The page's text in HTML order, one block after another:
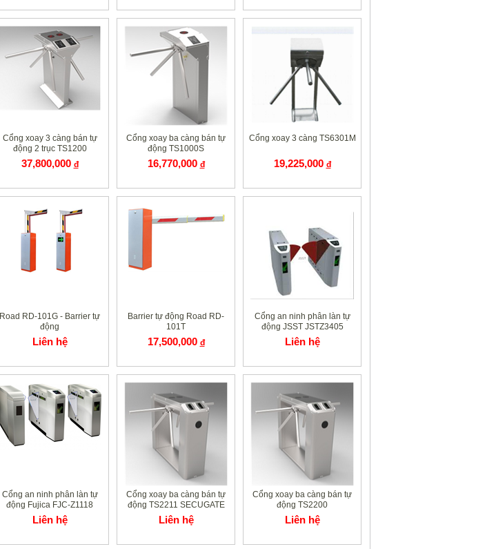
Cổng xoay 3 càng bán tự
động 2 trục TS1200
37,800,000 đ
Cổng xoay ba càng bán tự
động TS1000S
16,770,000 đ
Cổng xoay 3 càng TS6301M
19,225,000 đ
Road RD-101G - Barrier tự
động
Liên hệ
Barrier tự động Road RD-
101T
17,500,000 đ
Cổng an ninh phân làn tự
động JSST JSTZ3405
Liên hệ
Cổng an ninh phân làn tự
động Fujica FJC-Z1118
Liên hệ
Cổng xoay ba càng bán tự
động TS2211 SECUGATE
Liên hệ
Cổng xoay ba càng bán tự
động TS2200
Liên hệ